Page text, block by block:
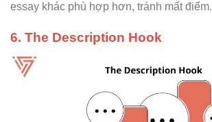
essay khác phù hợp hơn, tránh mất điểm.
6. The Description Hook